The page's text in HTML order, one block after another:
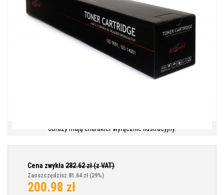
Obrazy mają charakter wyłącznie ilustracyjny.
Cena zwykła 282.62zł (z VAT)
Zaoszczędzisz 81.64 zł (29%)
200.98 zł